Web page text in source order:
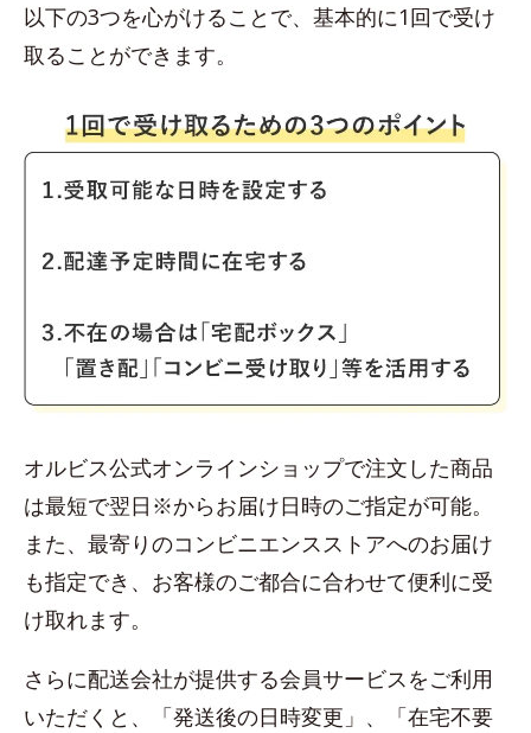
以下の3つを心がけることで、基本的に1回で受け
取ることができます。
オルビス公式オンラインショップで注文した商品
は最短で翌日※からお届け日時のご指定が可能。
また、最寄りのコンビニエンスストアへのお届け
も指定でき、お客様のご都合に合わせて便利に受
け取れます。
さらに配送会社が提供する会員サービスをご利用
いただくと、「発送後の日時変更」、「在宅不要